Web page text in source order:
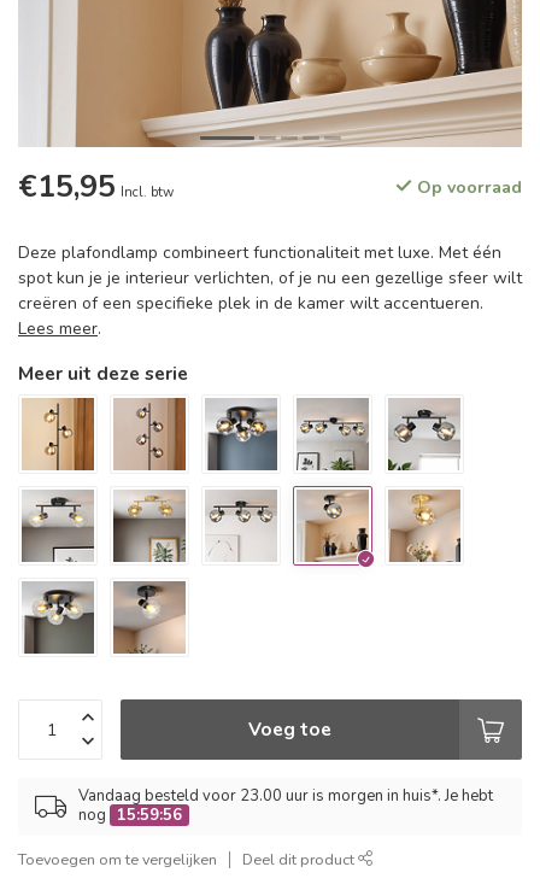
€15,95 Incl. btw Op voorraad
Deze plafondlamp combineert functionaliteit met luxe. Met één
spot kun je je interieur verlichten, of je nu een gezellige sfeer wilt
creëren of een specifieke plek in de kamer wilt accentueren.
Lees meer.
Meer uit deze serie
Voeg toe
Vandaag besteld voor 23.00 uur is morgen in huis*. Je hebt
nog
15:59:55
Toevoegen om te vergelijken Deel dit product